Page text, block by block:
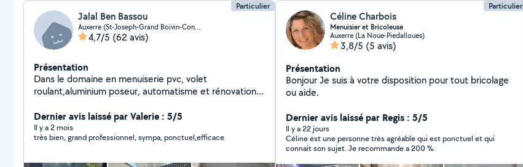
Particulier
Jalal Ben Bassou
Auxerre (St-Joseph-Grand Boivin-Conches)
4,7/5 (62 avis)
Présentation
Dans le domaine en menuiserie pvc, volet
roulant,aluminium poseur, automatisme et rénovation
électricien.multi services.
Dernier avis laissé par Valerie : 5/5
Il y a 2 mois
très bien, grand professionnel, sympa, ponctuel,efficace
Particulier
Céline Charbois
Menuisier et Bricoleuse
Auxerre (La Noue-Piedalloues)
3,8/5 (5 avis)
Présentation
Bonjour Je suis à votre disposition pour tout bricolage
ou aide.
Dernier avis laissé par Regis : 5/5
Il y a 22 jours
Céline est une personne très agréable qui est ponctuel et qui
connait son sujet. Je recommande a 200 %.